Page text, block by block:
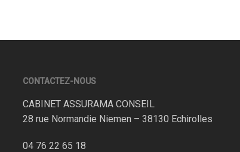
CONTACTEZ-NOUS
CABINET ASSURAMA CONSEIL
28 rue Normandie Niemen – 38130 Echirolles
04 76 22 65 18